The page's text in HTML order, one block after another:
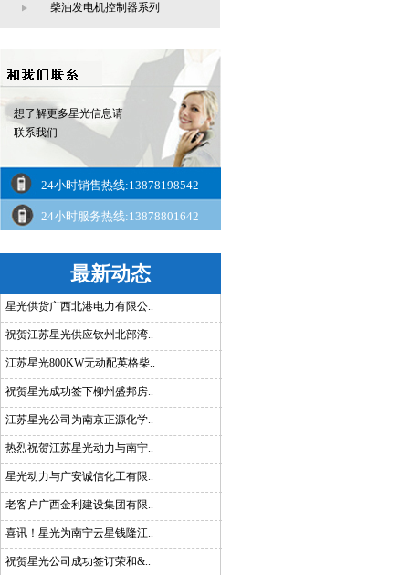
柴油发电机控制器系列
想了解更多星光信息请
联系我们
24小时销售热线:13878198542
24小时服务热线:13878801642
最新动态
星光供货广西北港电力有限公..
祝贺江苏星光供应钦州北部湾..
江苏星光800KW无动配英格柴..
祝贺星光成功签下柳州盛邦房..
江苏星光公司为南京正源化学..
热烈祝贺江苏星光动力与南宁..
星光动力与广安诚信化工有限..
老客户广西金利建设集团有限..
喜讯！星光为南宁云星钱隆江..
祝贺星光公司成功签订荣和&..